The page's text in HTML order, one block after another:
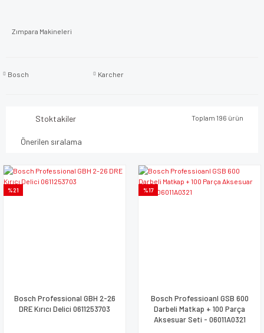
Zımpara Makineleri
Bosch Karcher
Stoktakiler Toplam 196 ürün
%21
Bosch Professional GBH 2-26
DRE Kırıcı Delici 0611253703
%17
Bosch Professioanl GSB 600
Darbeli Matkap + 100 Parça
Aksesuar Seti - 06011A0321